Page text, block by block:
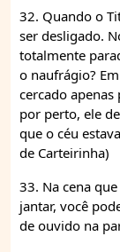
32. Quando o
ser desligado.
totalmente
o naufrágio?
cercado
por perto, ele
que o céu
de Carteirinha)
33. Na cena
jantar, você
de ouvido na